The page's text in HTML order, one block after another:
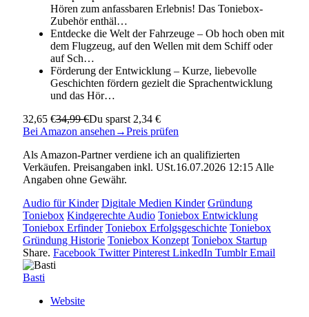
Hören zum anfassbaren Erlebnis! Das Toniebox-
Zubehör enthäl…
Entdecke die Welt der Fahrzeuge – Ob hoch oben mit
dem Flugzeug, auf den Wellen mit dem Schiff oder
auf Sch…
Förderung der Entwicklung – Kurze, liebevolle
Geschichten fördern gezielt die Sprachentwicklung
und das Hör…
32,65 €34,99 €Du sparst 2,34 €
Bei Amazon ansehen →Preis prüfen
Als Amazon-Partner verdiene ich an qualifizierten
Verkäufen. Preisangaben inkl. USt.16.07.2026 12:15 Alle
Angaben ohne Gewähr.
Audio für Kinder Digitale Medien Kinder Gründung
Toniebox Kindgerechte Audio Toniebox Entwicklung
Toniebox Erfinder Toniebox Erfolgsgeschichte Toniebox
Gründung Historie Toniebox Konzept Toniebox Startup
Share. Facebook Twitter Pinterest LinkedIn Tumblr Email
Basti
Website